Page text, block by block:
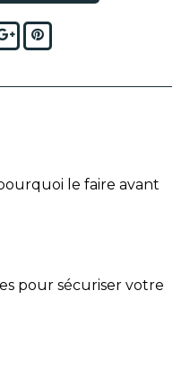
Google+Pinterest
le faire avant
pour sécuriser votre